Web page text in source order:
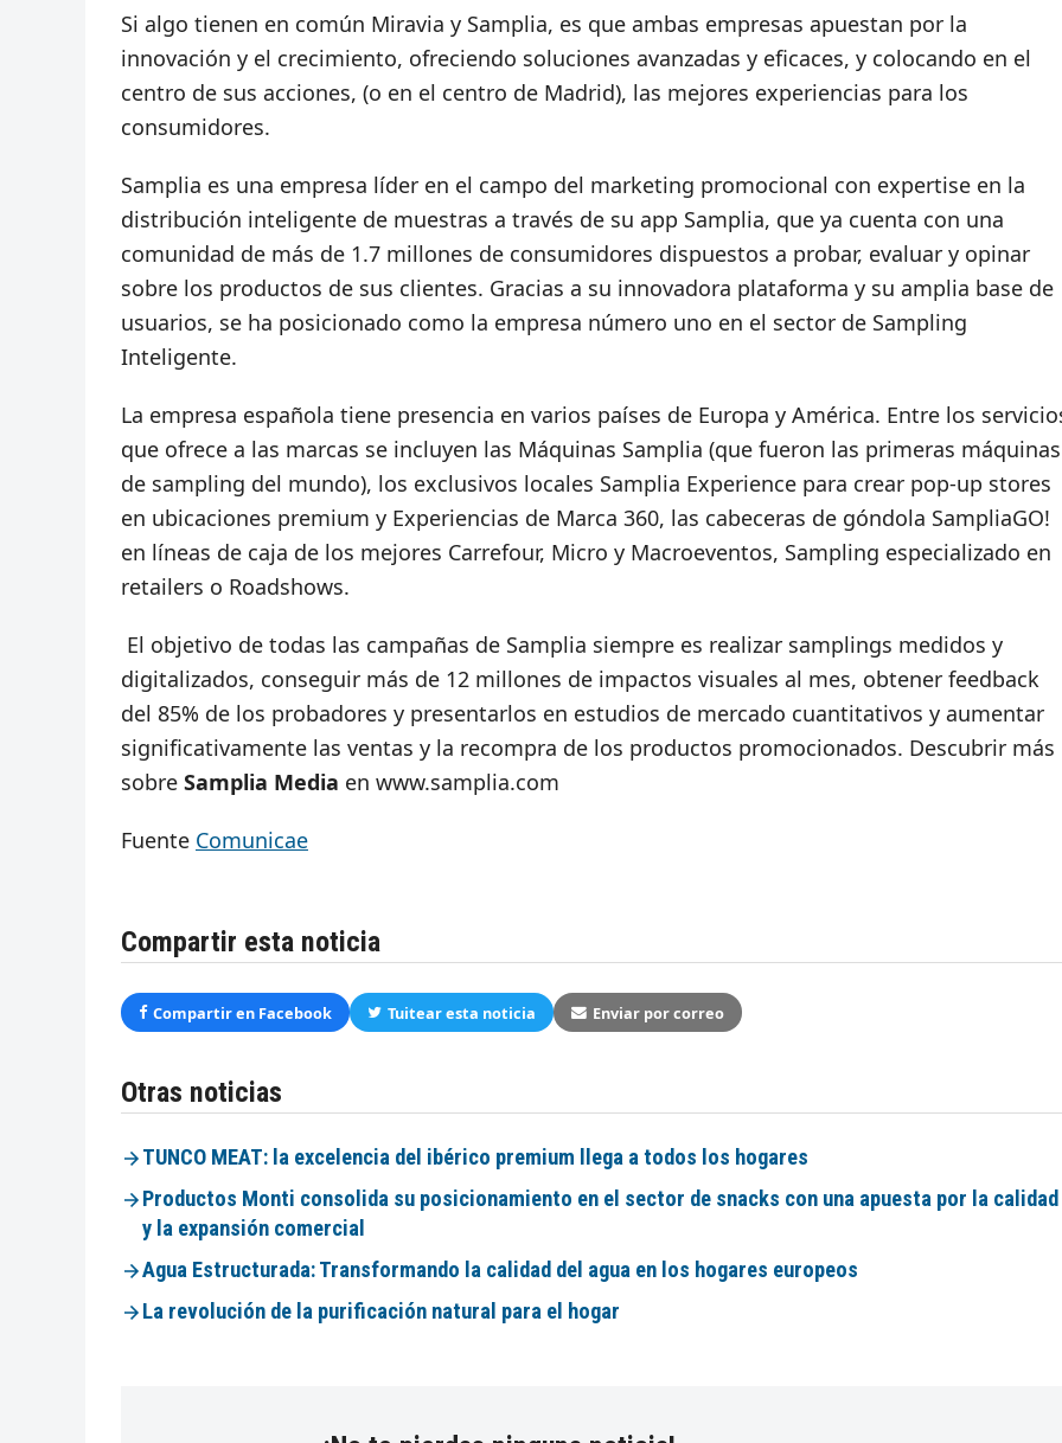
Si algo tienen en común Miravia y Samplia, es que ambas empresas apuestan por la
innovación y el crecimiento, ofreciendo soluciones avanzadas y eficaces, y colocando en el
centro de sus acciones, (o en el centro de Madrid), las mejores experiencias para los
consumidores.
Samplia es una empresa líder en el campo del marketing promocional con expertise en la
distribución inteligente de muestras a través de su app Samplia, que ya cuenta con una
comunidad de más de 1.7 millones de consumidores dispuestos a probar, evaluar y opinar
sobre los productos de sus clientes. Gracias a su innovadora plataforma y su amplia base de
usuarios, se ha posicionado como la empresa número uno en el sector de Sampling
Inteligente.
La empresa española tiene presencia en varios países de Europa y América. Entre los
que ofrece a las marcas se incluyen las Máquinas Samplia (que fueron las primeras máquinas
de sampling del mundo), los exclusivos locales Samplia Experience para crear pop-up stores
en ubicaciones premium y Experiencias de Marca 360, las cabeceras de góndola SampliaGO!
en líneas de caja de los mejores Carrefour, Micro y Macroeventos, Sampling especializado en
retailers o Roadshows.
El objetivo de todas las campañas de Samplia siempre es realizar samplings medidos y
digitalizados, conseguir más de 12 millones de impactos visuales al mes, obtener feedback
del 85% de los probadores y presentarlos en estudios de mercado cuantitativos y aumentar
significativamente las ventas y la recompra de los productos promocionados. Descubrir más
sobre Samplia Media en www.samplia.com
Fuente Comunicae
Compartir esta noticia
Compartir en Facebook Tuitear esta noticia Enviar por correo
Otras noticias
TUNCO MEAT: la excelencia del ibérico premium llega a todos los hogares
Productos Monti consolida su posicionamiento en el sector de snacks con una apuesta por la calidad
y la expansión comercial
Agua Estructurada: Transformando la calidad del agua en los hogares europeos
La revolución de la purificación natural para el hogar